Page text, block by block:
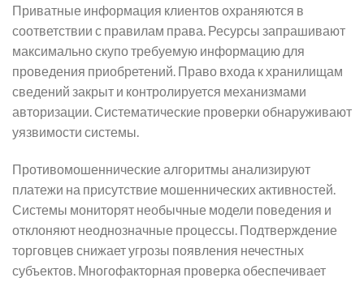
Приватные информация клиентов охраняются в
соответствии с правилам права. Ресурсы запрашивают
максимально скупо требуемую информацию для
проведения приобретений. Право входа к хранилищам
сведений закрыт и контролируется механизмами
авторизации. Систематические проверки обнаруживают
уязвимости системы.
Противомошеннические алгоритмы анализируют
платежи на присутствие мошеннических активностей.
Системы мониторят необычные модели поведения и
отклоняют неоднозначные процессы. Подтверждение
торговцев снижает угрозы появления нечестных
субъектов. Многофакторная проверка обеспечивает